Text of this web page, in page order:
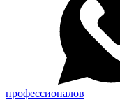
профессионалов